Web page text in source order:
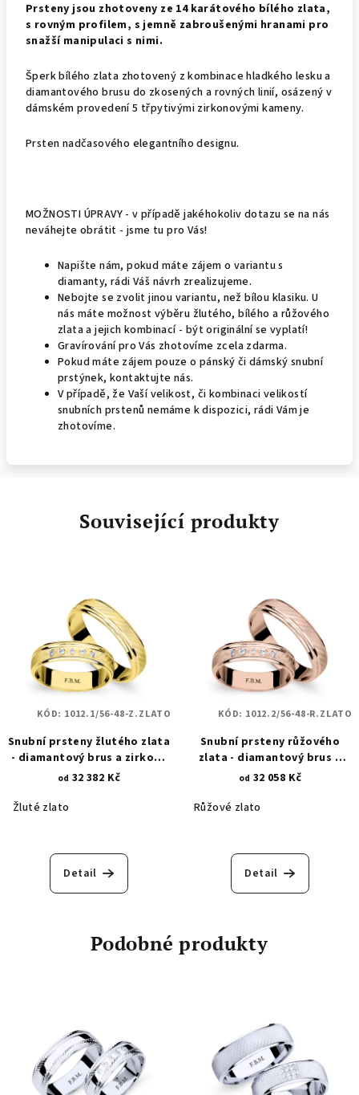
Prsteny jsou zhotoveny ze 14 karátového bílého zlata,
s rovným profilem, s jemně zabroušenými hranami pro
snažší manipulaci s nimi.
Šperk bílého zlata zhotovený z kombinace hladkého lesku a
diamantového brusu do zkosených a rovných linií, osázený v
dámském provedení 5 třpytivými zirkonovými kameny.
Prsten nadčasového elegantního designu.
MOŽNOSTI ÚPRAVY - v případě jakéhokoliv dotazu se na nás
neváhejte obrátit - jsme tu pro Vás!
Napište nám, pokud máte zájem o variantu s
diamanty, rádi Váš návrh zrealizujeme.
Nebojte se zvolit jinou variantu, než bílou klasiku. U
nás máte možnost výběru žlutého, bílého a růžového
zlata a jejich kombinací - být originální se vyplatí!
Gravírování pro Vás zhotovíme zcela zdarma.
Pokud máte zájem pouze o pánský či dámský snubní
prstýnek, kontaktujte nás.
V případě, že Vaší velikost, či kombinaci velikostí
snubních prstenů nemáme k dispozici, rádi Vám je
zhotovíme.
Související produkty
Snubní prsteny žlutého zlata
- diamantový brus a zirkony
1012.1
od 32 382 Kč
Žluté zlato
Detail
KÓD: 1012.1/56-48-Z.ZLATO
Snubní prsteny růžového
zlata - diamantový brus a
zirkony 1012.2
od 32 058 Kč
Růžové zlato
Detail
KÓD: 1012.2/56-48-R.ZLATO
Podobné produkty